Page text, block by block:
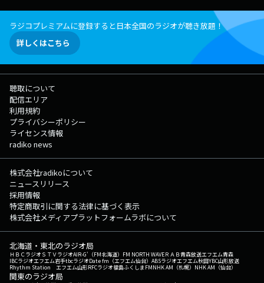
ラジコプレミアムに登録すると日本全国のラジオが聴き放題！
詳しくはこちら
聴取について
配信エリア
利用規約
プライバシーポリシー
ライセンス情報
radiko news
株式会社radikoについて
ニュースリリース
採用情報
特定商取引に関する法律に基づく表示
株式会社メディアプラットフォームラボについて
北海道・東北のラジオ局
ＨＢＣラジオＳＴＶラジオAIR-G'（FM北海道） FM NORTH WAVEＲＡＢ青森放送エフエム青森
IBCラジオエフエム岩手tbcラジオDate fm（エフエム仙台） ABSラジオエフエム秋田YBC山形放送
Rhythm Station エフエム山形RFCラジオ福島ふくしまFMNHK AM（札幌） NHK AM（仙台）
関東のラジオ局